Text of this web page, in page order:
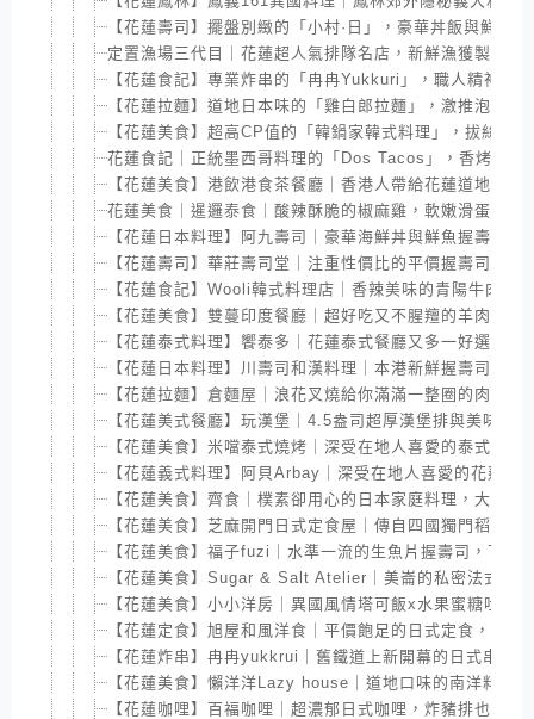
【花蓮壽司】擺盤別緻的「小村·日」，豪華丼飯與鮮魚
定置漁場三代目｜花蓮超人氣排隊名店，新鮮漁獲製作鮮
【花蓮食記】專業炸串的「冉冉Yukkuri」，職人精神的
【花蓮拉麵】道地日本味的「雞白郎拉麵」，激推泡系雞
【花蓮美食】超高CP值的「韓鍋家韓式料理」，拔絲起
花蓮食記｜正統墨西哥料理的「Dos Tacos」，香烤捲餅
【花蓮美食】港飲港食茶餐廳｜香港人帶給花蓮道地港式
花蓮美食｜暹邏泰食｜酸辣酥脆的椒麻雞，軟嫩滑蛋超下
【花蓮日本料理】阿九壽司｜豪華海鮮丼與鮮魚握壽司，
【花蓮壽司】華莊壽司堂｜注重性價比的平價握壽司，鮮
【花蓮食記】Wooli韓式料理店｜香辣美味的青陽牛肉炸
【花蓮美食】雙蔓印度餐廳｜超好吃又不腥羶的羊肉咖
【花蓮泰式料理】饗泰多｜花蓮泰式餐廳又多一好選擇，
【花蓮日本料理】川壽司和漢料理｜本港新鮮握壽司100
【花蓮拉麵】倉麵屋｜浪花叉燒給你滿滿一整圈的肉肉｜
【花蓮美式餐廳】玩漢堡｜4.5盎司超厚漢堡排與美味醬
【花蓮美食】米噹泰式燒烤｜深受在地人喜愛的泰式料
【花蓮義式料理】阿貝Arbay｜深受在地人喜愛的花蓮義
【花蓮美食】齊食｜樸素卻用心的日本家庭料理，大推明
【花蓮美食】芝麻開門日式定食屋｜傳自四國獨門稻燒
【花蓮美食】福子fuzi｜水準一流的生魚片握壽司，下午
【花蓮美食】Sugar & Salt Atelier｜美崙的私密法式小
【花蓮美食】小小洋房｜異國風情塔可飯x水果蜜糖吐司
【花蓮定食】旭屋和風洋食｜平價飽足的日式定食，學生
【花蓮炸串】冉冉yukkrui｜舊鐵道上新開幕的日式串揚
【花蓮美食】懶洋洋Lazy house｜道地口味的南洋料理
【花蓮咖哩】百福咖哩｜超濃郁日式咖哩，炸豬排也好好